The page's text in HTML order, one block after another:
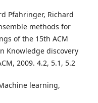
Pfahringer, Richard
methods for
of the 15th ACM
Knowledge discovery
2009. 4.2, 5.1, 5.2
learning,